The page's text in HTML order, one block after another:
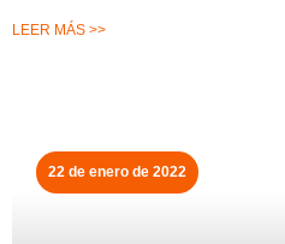
LEER MÁS >>
22 de enero de 2022